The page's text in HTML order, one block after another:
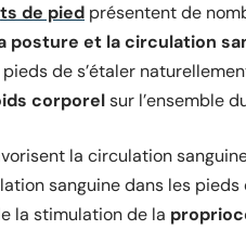
de pied présentent de
posture et la circulation
de s’étaler
corporelsur l’ensemble
la circulation
sanguine dans les pieds
la stimulation de la